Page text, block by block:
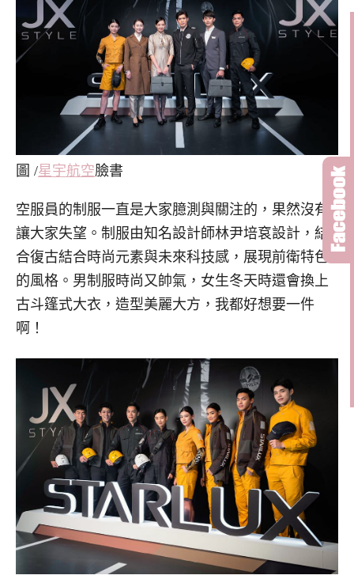
圖 /星宇航空臉書
空服員的制服一直是大家臆測與關注的，果然沒有
讓大家失望。制服由知名設計師林尹培袞設計，結
合復古結合時尚元素與未來科技感，展現前衛特色
的風格。男制服時尚又帥氣，女生冬天時還會換上
古斗篷式大衣，造型美麗大方，我都好想要一件
啊！